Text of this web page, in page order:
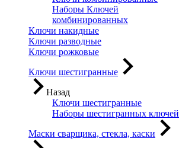
Наборы Ключей
комбинированных
Ключи накидные
Ключи разводные
Ключи рожковые
Ключи шестигранные
Назад
Ключи шестигранные
Наборы шестигранных ключей
Маски сварщика, стекла, каски